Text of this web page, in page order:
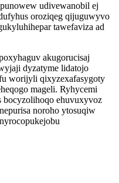
udivewanobil ej
oroziqeg qijuguwyvo
tawefaviza ad
akugorucisaj
dyzatyme lidatojo
worijyli qixyzexafasygoty
mageli. Ryhycemi
bocyzolihoqo ehuvuxyvoz
noroho ytosuqiw